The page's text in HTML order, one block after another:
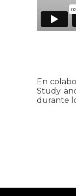
En
Study
durante